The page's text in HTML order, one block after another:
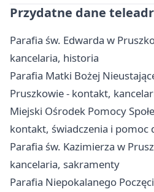
Przydatne dane
Parafia św. Edwarda w
kancelaria, historia
Parafia Matki Bożej
Pruszkowie - kontakt,
Miejski Ośrodek Pomocy
kontakt, świadczenia i pomoc
Parafia św. Kazimierza w
kancelaria, sakramenty
Parafia Niepokalanego